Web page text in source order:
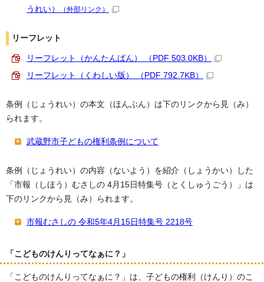
うれい）
（外部リンク）
リーフレット
リーフレット（かんたんばん） （PDF 503.0KB）
リーフレット（くわしい版） （PDF 792.7KB）
条例（じょうれい）の本文（ほんぶん）は下のリンクから見（み）
られます。
武蔵野市子どもの権利条例について
条例（じょうれい）の内容（ないよう）を紹介（しょうかい）した
「市報（しほう）むさしの 4月15日特集号（とくしゅうごう）」は
下のリンクから見（み）られます。
市報むさしの 令和5年4月15日特集号 2218号
「こどものけんりってなぁに？」
「こどものけんりってなぁに？」は、子どもの権利（けんり）のこ